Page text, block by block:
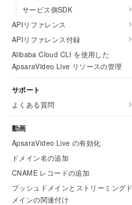
サービス側SDK
APIリファレンス
APIリファレンス付録
Alibaba Cloud CLI を使用した
ApsaraVideo Live リソースの管理
サポート
よくある質問
動画
ApsaraVideo Live の有効化
ドメイン名の追加
CNAME レコードの追加
プッシュドメインとストリーミングド
メインの関連付け